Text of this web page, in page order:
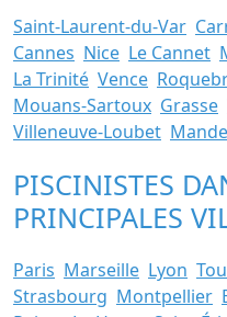
Saint-Laurent-du-Var
Cannes Nice Le Cannet
La Trinité Vence
Mouans-Sartoux Grasse
Villeneuve-Loubet
PISCINISTES
PRINCIPALES
Paris Marseille Lyon
Strasbourg Montpellier